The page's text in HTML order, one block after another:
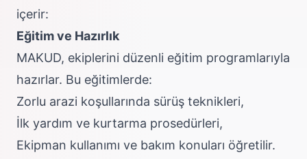
içerir:
Eğitim ve Hazırlık
MAKUD, ekiplerini düzenli eğitim programlarıyla
hazırlar. Bu eğitimlerde:
Zorlu arazi koşullarında sürüş teknikleri,
İlk yardım ve kurtarma prosedürleri,
Ekipman kullanımı ve bakım konuları öğretilir.